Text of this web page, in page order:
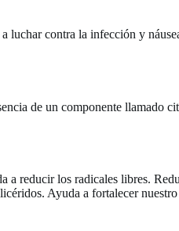
luchar contra la infección y
de un componente llamado
a reducir los radicales libres.
Ayuda a fortalecer